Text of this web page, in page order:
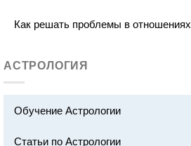
Как решать проблемы в отношениях
АСТРОЛОГИЯ
Обучение Астрологии
Статьи по Астрологии